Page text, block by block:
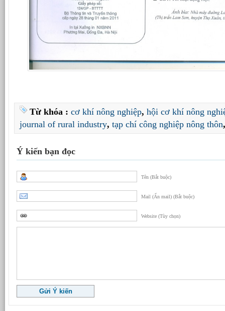
Từ khóa : cơ khí nông nghiệp, hội cơ khí nông
journal of rural industry, tạp chí công nghiệp nông thôn
Ý kiến bạn đọc
Tên (Bắt buộc)
Mail (Ẩn mail) (Bắt buộc)
Website (Tùy chọn)